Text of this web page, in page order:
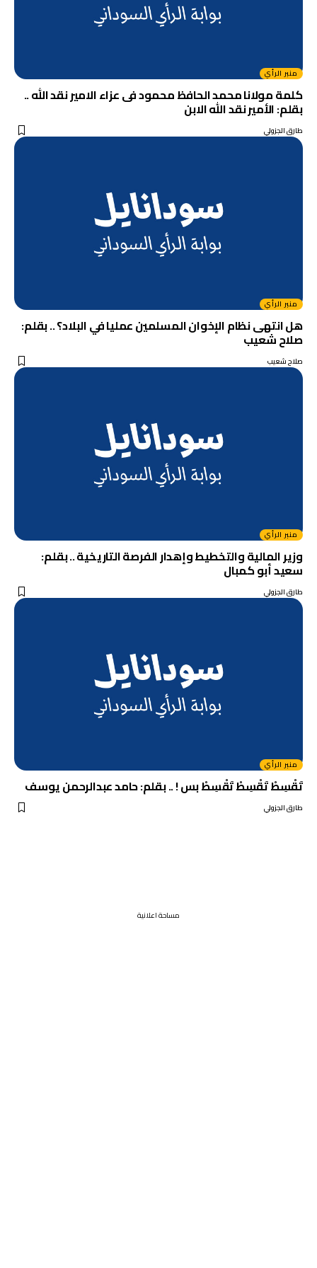
منبر الرأي
كلمة مولانا محمد الحافظ محمود فى عزاء الامير نقد الله ..
بقلم: الأمير نقد الله الابن
طارق الجزولي
منبر الرأي
هل انتهى نظام الإخوان المسلمين عمليا في البلاد؟ .. بقلم:
صلاح شعيب
صلاح شعيب
منبر الرأي
وزير المالية والتخطيط وإهدار الفرصة التاريخية .. بقلم:
سعيد أبو كمبال
طارق الجزولي
منبر الرأي
تَقْسِطْ تَقْسِطْ تَقْسِطْ بس ! .. بقلم: حامد عبدالرحمن يوسف
طارق الجزولي
مساحة اعلانية